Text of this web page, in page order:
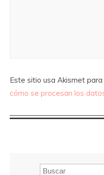
Este sitio usa Akismet para
cómo se procesan los